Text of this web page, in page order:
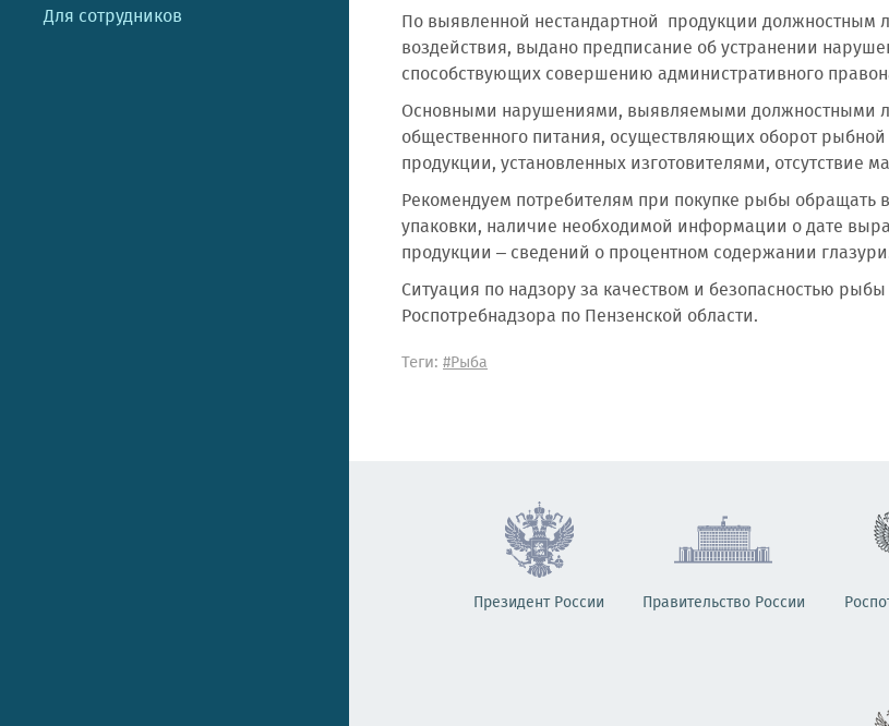
Для сотрудников
По выявленной нестандартной продукции
воздействия, выдано предписание об устранении
способствующих совершению административного
Основными нарушениями, выявляемыми должностными
общественного питания, осуществляющих оборот
продукции, установленных изготовителями, отсутствие
Рекомендуем потребителям при покупке рыбы обращать
упаковки, наличие необходимой информации о дате
продукции – сведений о процентном содержании
Ситуация по надзору за качеством и безопасностью
Роспотребнадзора по Пензенской области.
Теги: #Рыба
Президент России Правительство России